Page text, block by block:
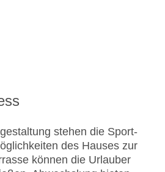
stehen die Sport-
des Hauses zur
können die Urlauber